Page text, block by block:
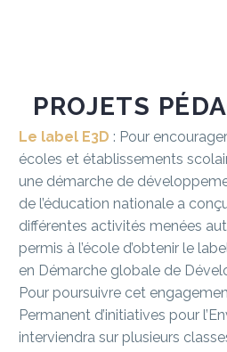
PROJETS
Le label E3D : Pour
écoles et établissements
une démarche de
de l’éducation nationale a
différentes activités menées
permis à l’école d’obtenir le
en Démarche globale de
Pour poursuivre cet
Permanent d’initiatives pour
interviendra sur plusieurs